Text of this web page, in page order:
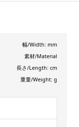
幅/Width: mm
素材/Material
長さ/Length: cm
重量/Weight: g